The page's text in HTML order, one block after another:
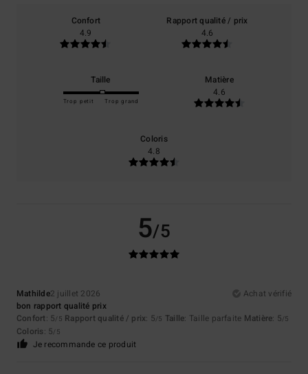
Confort
4.9
Rapport qualité / prix
4.6
Taille
Trop petit Trop grand
Matière
4.6
Coloris
4.8
5/5
Mathilde2 juillet 2026
Achat vérifié
bon rapport qualité prix
Confort: 5/5 Rapport qualité / prix: 5/5 Taille: Taille parfaite Matière: 5/5
Coloris: 5/5
Je recommande ce produit